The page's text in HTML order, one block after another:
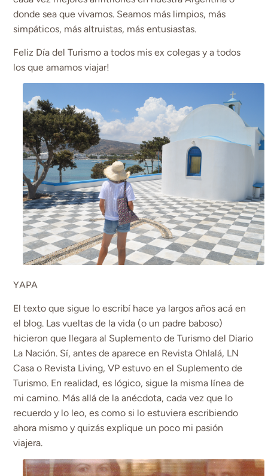
donde sea que vivamos. Seamos más limpios, más
simpáticos, más altruistas, más entusiastas.
Feliz Día del Turismo a todos mis ex colegas y a todos
los que amamos viajar!
YAPA
El texto que sigue lo escribí hace ya largos años acá en
el blog. Las vueltas de la vida (o un padre baboso)
hicieron que llegara al Suplemento de Turismo del Diario
La Nación. Sí, antes de aparece en Revista Ohlalá, LN
Casa o Revista Living, VP estuvo en el Suplemento de
Turismo. En realidad, es lógico, sigue la misma línea de
mi camino. Más allá de la anécdota, cada vez que lo
recuerdo y lo leo, es como si lo estuviera escribiendo
ahora mismo y quizás explique un poco mi pasión
viajera.